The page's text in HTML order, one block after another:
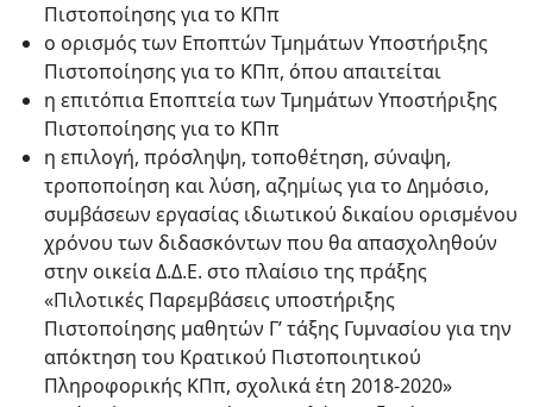
Πιστοποίησης για το ΚΠπ
ο ορισμός των Εποπτών Τμημάτων Υποστήριξης
Πιστοποίησης για το ΚΠπ, όπου απαιτείται
η επιτόπια Εποπτεία των Τμημάτων Υποστήριξης
Πιστοποίησης για το ΚΠπ
η επιλογή, πρόσληψη, τοποθέτηση, σύναψη,
τροποποίηση και λύση, αζημίως για το Δημόσιο,
συμβάσεων εργασίας ιδιωτικού δικαίου ορισμένου
χρόνου των διδασκόντων που θα απασχοληθούν
στην οικεία Δ.Δ.Ε. στο πλαίσιο της πράξης
«Πιλοτικές Παρεμβάσεις υποστήριξης
Πιστοποίησης μαθητών Γ’ τάξης Γυμνασίου για την
απόκτηση του Κρατικού Πιστοποιητικού
Πληροφορικής ΚΠπ, σχολικά έτη 2018-2020»